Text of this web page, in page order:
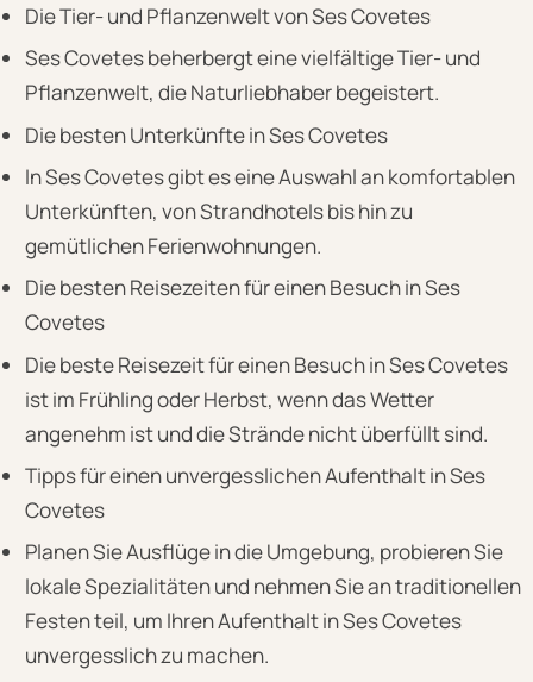
Die Tier- und Pflanzenwelt von Ses Covetes
Ses Covetes beherbergt eine vielfältige Tier- und
Pflanzenwelt, die Naturliebhaber begeistert.
Die besten Unterkünfte in Ses Covetes
In Ses Covetes gibt es eine Auswahl an komfortablen
Unterkünften, von Strandhotels bis hin zu
gemütlichen Ferienwohnungen.
Die besten Reisezeiten für einen Besuch in Ses
Covetes
Die beste Reisezeit für einen Besuch in Ses Covetes
ist im Frühling oder Herbst, wenn das Wetter
angenehm ist und die Strände nicht überfüllt sind.
Tipps für einen unvergesslichen Aufenthalt in Ses
Covetes
Planen Sie Ausflüge in die Umgebung, probieren Sie
lokale Spezialitäten und nehmen Sie an traditionellen
Festen teil, um Ihren Aufenthalt in Ses Covetes
unvergesslich zu machen.